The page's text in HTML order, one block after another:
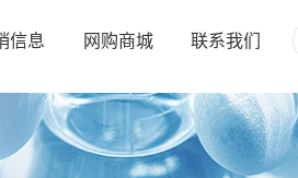
信息 网购商城 联系我们